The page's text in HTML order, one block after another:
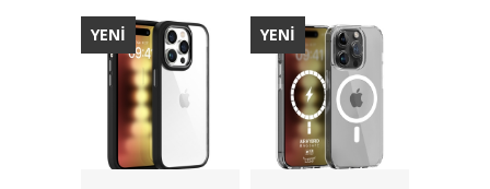
YENİ YENİ